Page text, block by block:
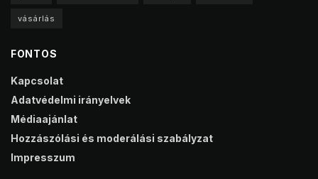
vásárlás
FONTOS
Kapcsolat
Adatvédelmi irányelvek
Médiaajánlat
Hozzászólási és moderálási szabályzat
Impresszum